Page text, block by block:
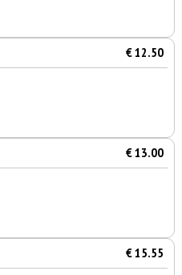
€ 12.50
€ 13.00
€ 15.55